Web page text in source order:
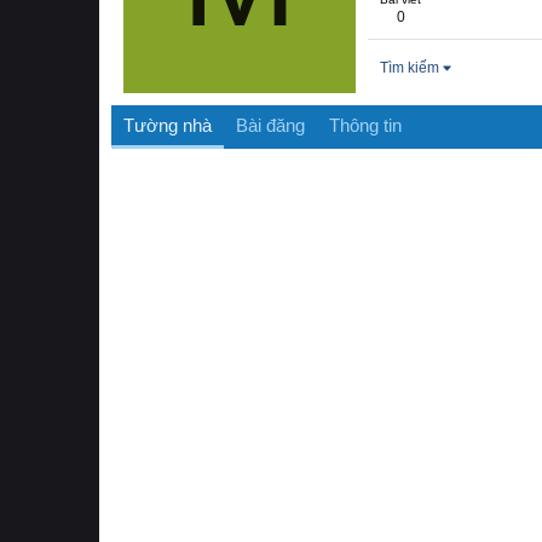
0
Tìm kiếm
Tường nhà Bài đăng Thông tin